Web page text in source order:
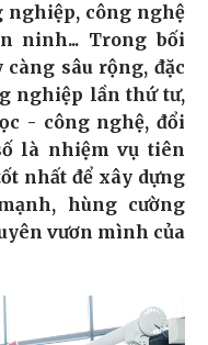
nghiệp, công nghệ
ninh... Trong bối
sâu rộng, đặc
nghiệp lần thứ tư,
- công nghệ, đổi
là nhiệm vụ tiên
nhất để xây dựng
hùng cường
vươn mình của